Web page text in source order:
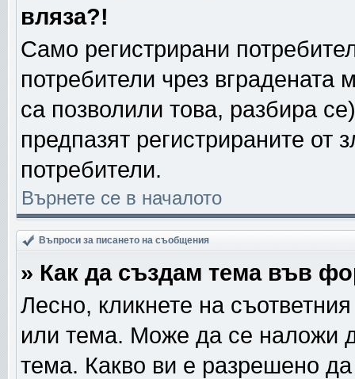
вляза?!
Само регистрирани
потребители чрез
са позволили това, разбира
предпазят регистрираните от
потребители.
Върнете се в началото
Въпроси за писането на съобщения
» Как да създам тема във
Лесно, кликнете на
или тема. Може да се наложи
тема. Какво ви е разрешено